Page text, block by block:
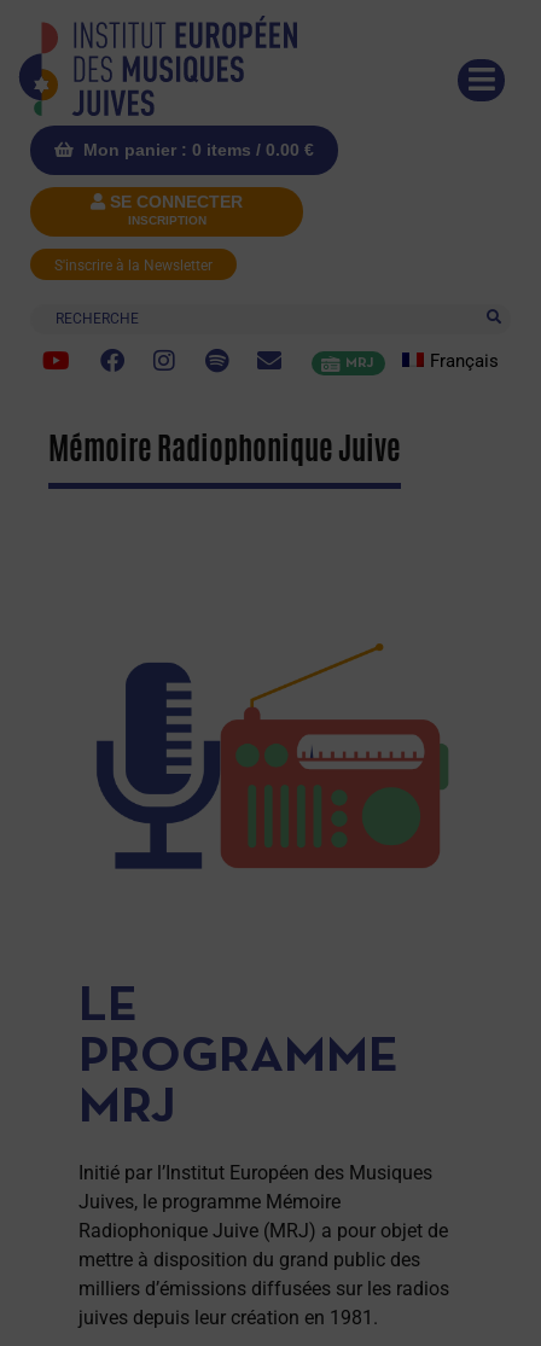
Mon panier : 0 items / 0.00 €
SE CONNECTER
INSCRIPTION
S'inscrire à la Newsletter
Recherche
MRJ Français
Mémoire Radiophonique Juive
LE
PROGRAMME
MRJ
Initié par l’Institut Européen des Musiques
Juives, le programme Mémoire
Radiophonique Juive (MRJ) a pour objet de
mettre à disposition du grand public des
milliers d’émissions diffusées sur les radios
juives depuis leur création en 1981.